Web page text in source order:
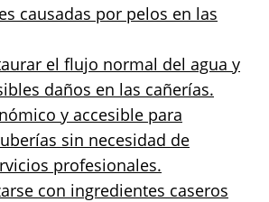
causadas por pelos en las
el flujo normal del agua y
daños en las cañerías.
y accesible para
sin necesidad de
profesionales.
con ingredientes caseros